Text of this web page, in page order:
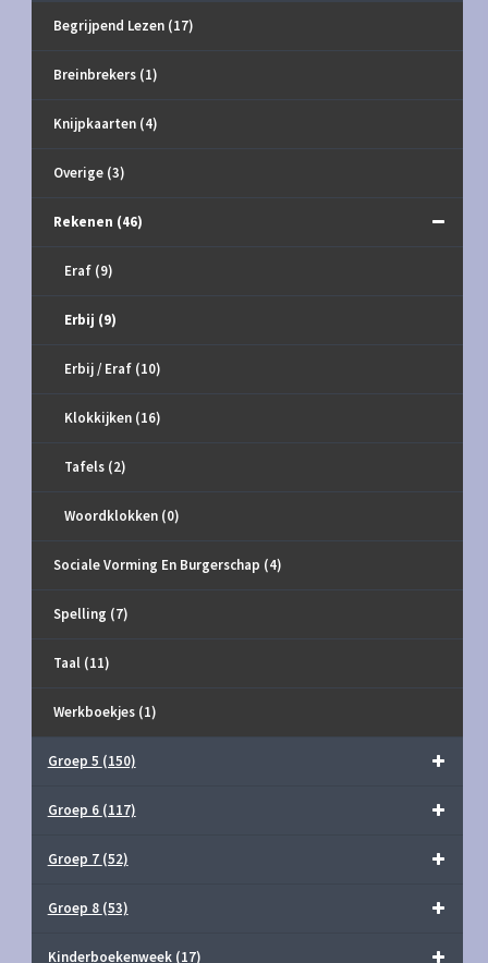
Begrijpend Lezen (17)
Breinbrekers (1)
Knijpkaarten (4)
Overige (3)
Rekenen (46)
Eraf (9)
Erbij (9)
Erbij / Eraf (10)
Klokkijken (16)
Tafels (2)
Woordklokken (0)
Sociale Vorming En Burgerschap (4)
Spelling (7)
Taal (11)
Werkboekjes (1)
Groep 5 (150)
Groep 6 (117)
Groep 7 (52)
Groep 8 (53)
Kinderboekenweek (17)